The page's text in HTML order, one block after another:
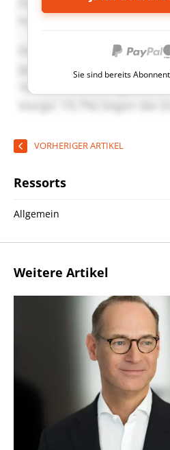
Sie sind bereits
VORHERIGER ARTIKEL
Ressorts
Allgemein
Weitere Artikel